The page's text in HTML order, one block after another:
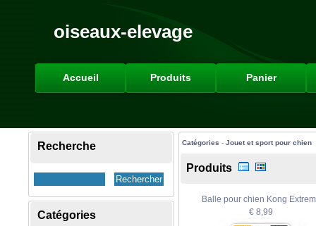
oiseaux-elevage
Accueil Produits Panier
Recherche
Catégories
Catégories - Jouet et sport pour chien
Produits
Balle pour chien Kong
€ 8,99